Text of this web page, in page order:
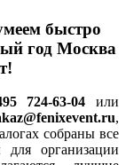
быстро
год Москва
724-63-04 или
,
собраны все
организации